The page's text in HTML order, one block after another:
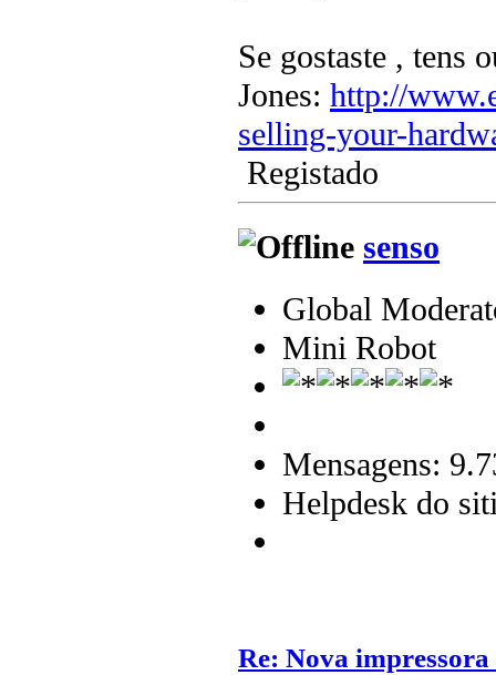
Se gostaste , tens
Jones: http://
selling-your-
Registado
senso
Global
Mini Robot
Mensagens:
Helpdesk do
Re: Nova